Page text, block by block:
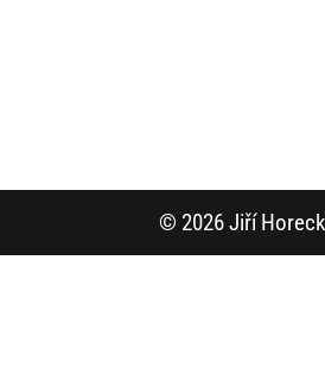
© 2026 Jiří